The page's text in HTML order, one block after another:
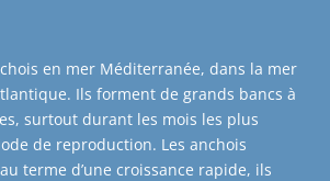
en mer Méditerranée, dans la mer
Ils forment de grands bancs à
surtout durant les mois les plus
de reproduction. Les anchois
terme d’une croissance rapide, ils